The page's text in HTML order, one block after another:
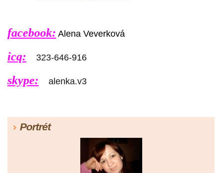
facebook: Alena Veverková
icq: 323-646-916
skype: alenka.v3
Portrét